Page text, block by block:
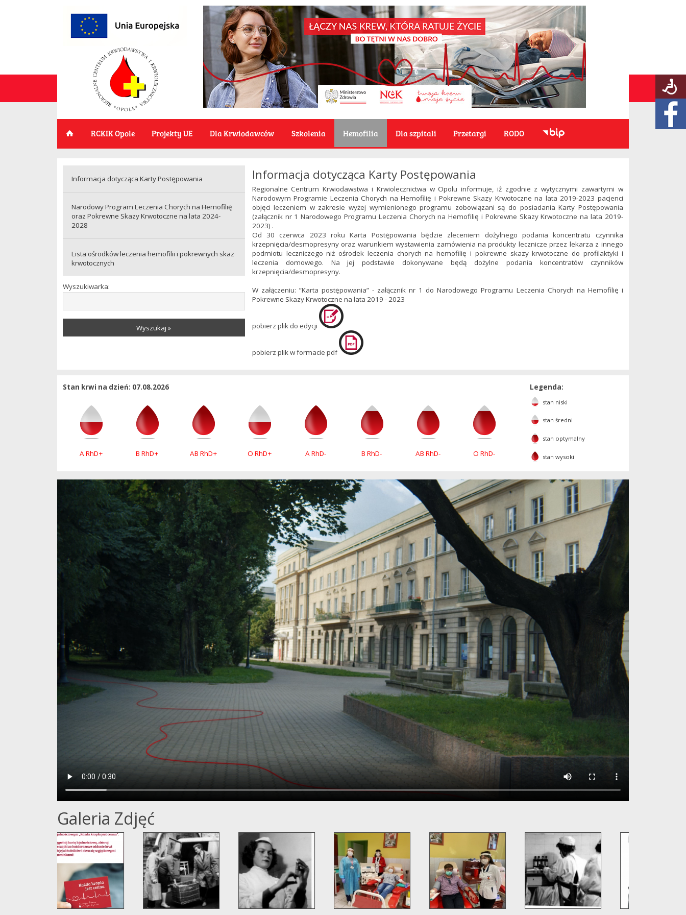
RCKIK Opole Projekty UE Dla Krwiodawców Szkolenia Hemofilia Dla szpitali Przetargi RODO
Informacja dotycząca Karty Postępowania
Narodowy Program Leczenia Chorych na Hemofilię
oraz Pokrewne Skazy Krwotoczne na lata 2024-
2028
Lista ośrodków leczenia hemofilii i pokrewnych skaz
krwotocznych
Wyszukiwarka:
Wyszukaj »
Informacja dotycząca Karty Postępowania
Regionalne Centrum Krwiodawstwa i Krwiolecznictwa w Opolu informuje, iż zgodnie z wytycznymi zawartymi w
Narodowym Programie Leczenia Chorych na Hemofilię i Pokrewne Skazy Krwotoczne na lata 2019-2023 pacjenci
objęci leczeniem w zakresie wyżej wymienionego programu zobowiązani są do posiadania Karty Postępowania
(załącznik nr 1 Narodowego Programu Leczenia Chorych na Hemofilię i Pokrewne Skazy Krwotoczne na lata 2019-
2023) .
Od 30 czerwca 2023 roku Karta Postępowania będzie zleceniem dożylnego podania koncentratu czynnika
krzepnięcia/desmopresyny oraz warunkiem wystawienia zamówienia na produkty lecznicze przez lekarza z innego
podmiotu leczniczego niż ośrodek leczenia chorych na hemofilię i pokrewne skazy krwotoczne do profilaktyki i
leczenia domowego. Na jej podstawie dokonywane będą dożylne podania koncentratów czynników
krzepnięcia/desmopresyny.
W załączeniu: ”Karta postępowania” - załącznik nr 1 do Narodowego Programu Leczenia Chorych na Hemofilię i
Pokrewne Skazy Krwotoczne na lata 2019 - 2023
pobierz plik do edycji
pobierz plik w formacie pdf
Stan krwi na dzień: 07.08.2026 Legenda:
A RhD+ B RhD+ AB RhD+ O RhD+ A RhD- B RhD- AB RhD- O RhD-
stan niski
stan średni
stan optymalny
stan wysoki
Galeria Zdjęć